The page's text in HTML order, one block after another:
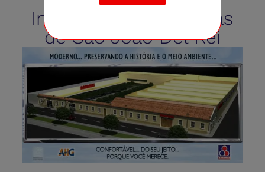
Inaugurado o Bahamas
de São João Del Rei